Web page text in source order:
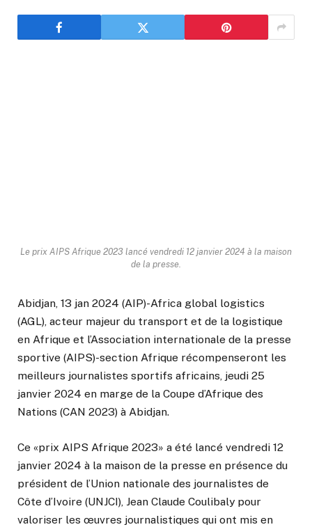
Le prix AIPS Afrique 2023 lancé vendredi 12 janvier 2024 à la maison
de la presse.
Abidjan, 13 jan 2024 (AIP)-Africa global logistics
(AGL), acteur majeur du transport et de la logistique
en Afrique et l’Association internationale de la presse
sportive (AIPS)-section Afrique récompenseront les
meilleurs journalistes sportifs africains, jeudi 25
janvier 2024 en marge de la Coupe d’Afrique des
Nations (CAN 2023) à Abidjan.
Ce «prix AIPS Afrique 2023» a été lancé vendredi 12
janvier 2024 à la maison de la presse en présence du
président de l’Union nationale des journalistes de
Côte d’Ivoire (UNJCI), Jean Claude Coulibaly pour
valoriser les œuvres journalistiques qui ont mis en